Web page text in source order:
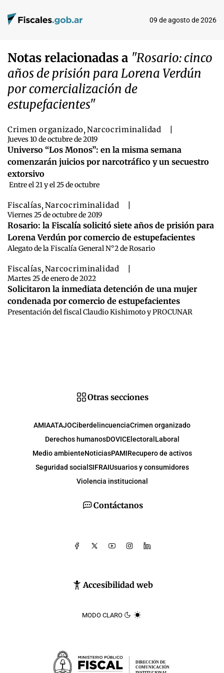
09 de agosto de 2026
Notas relacionadas a "Rosario: cinco
años de prisión para Lorena Verdún
por comercialización de
estupefacientes"
Crimen organizado, Narcocriminalidad
Jueves 10 de octubre de 2019
Universo “Los Monos”: en la misma semana
comenzarán juicios por narcotráfico y un secuestro
extorsivo
Entre el 21 y el 25 de octubre
Fiscalías, Narcocriminalidad
Viernes 25 de octubre de 2019
Rosario: la Fiscalía solicitó siete años de prisión para
Lorena Verdún por comercio de estupefacientes
Alegato de la Fiscalía General N°2 de Rosario
Fiscalías, Narcocriminalidad
Martes 25 de enero de 2022
Solicitaron la inmediata detención de una mujer
condenada por comercio de estupefacientes
Presentación del fiscal Claudio Kishimoto y PROCUNAR
Contáctanos
Accesibilidad web
MODO CLARO
Otras secciones
AMIAATAJOCiberdelincuenciaCrimen organizado
Derechos humanosDOVICElectoral Laboral
Medio ambienteNoticiasPAMIRecupero de activos
Seguridad social SIFRAIUsuarios y consumidores
Violencia institucional
DIRECCIÓN DE
COMUNICACIÓN